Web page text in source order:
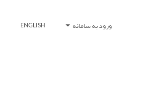
ورود به سامانه ENGLISH